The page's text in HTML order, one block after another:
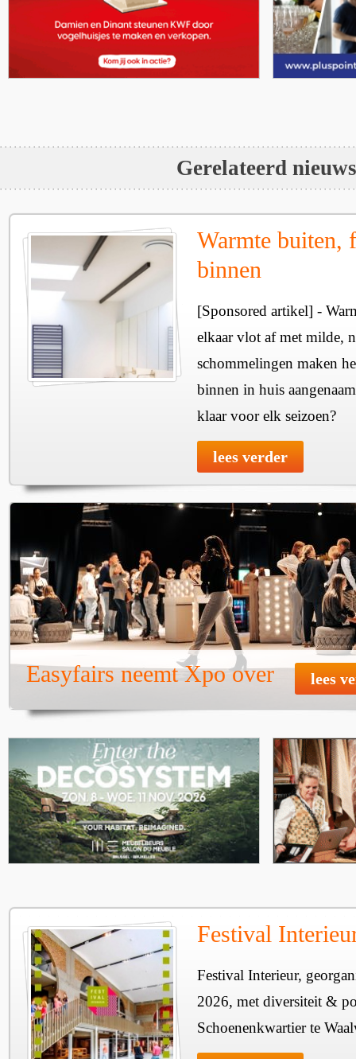
Gerelateerd nieuws
Warmte buiten,
binnen
[Sponsored artikel] -
elkaar vlot af met milde,
schommelingen maken
binnen in huis
klaar voor elk seizoen?
lees verder
Easyfairs neemt Xpo over lees
Festival
Festival Interieur,
2026, met diversiteit &
Schoenenkwartier te